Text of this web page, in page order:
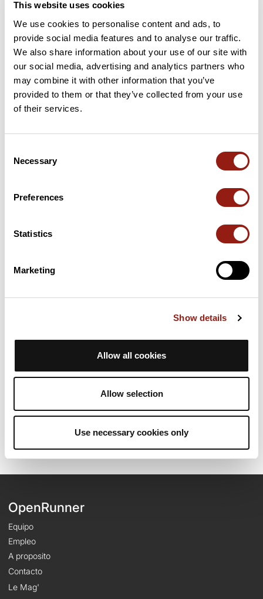
This website uses cookies
We use cookies to personalise content and ads, to
provide social media features and to analyse our traffic.
We also share information about your use of our site with
our social media, advertising and analytics partners who
may combine it with other information that you’ve
provided to them or that they’ve collected from your use
of their services.
Selection
Necessary
Preferences
Statistics
Marketing
Show details
Allow all cookies
Allow selection
Use necessary cookies only
Puertos a lo largo de la ruta
6 km Birklesattel 375 m
7 km Grandeckle 442 m
8 km
16 km Schmiedebure Eck 532 m
19 km
26 km
Puertos extraídos del catálogo del Club des Cent Cols
im Kinzigtal. Presenta un desnivel acumulado de más de 890m.
Calcula unas 2 horas y 38 minutos para completar esta ruta.
Fecha de creación del recorrido: 27 de abril de 2023 6:43:11.
Identificador del recorrido: 16636658
OpenRunner
Equipo
Empleo
A proposito
Contacto
Le Mag'